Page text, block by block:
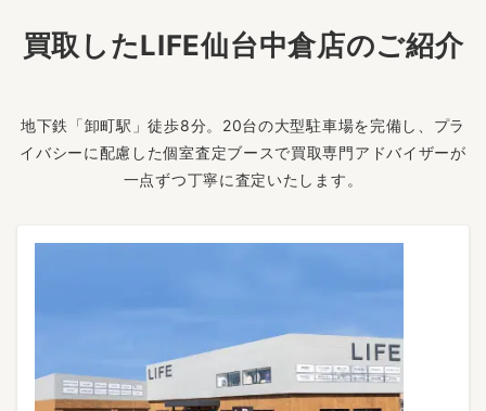
買取したLIFE仙台中倉店のご紹介
地下鉄「卸町駅」徒歩8分。20台の大型駐車場を完備し、プラ
イバシーに配慮した個室査定ブースで買取専門アドバイザーが
一点ずつ丁寧に査定いたします。